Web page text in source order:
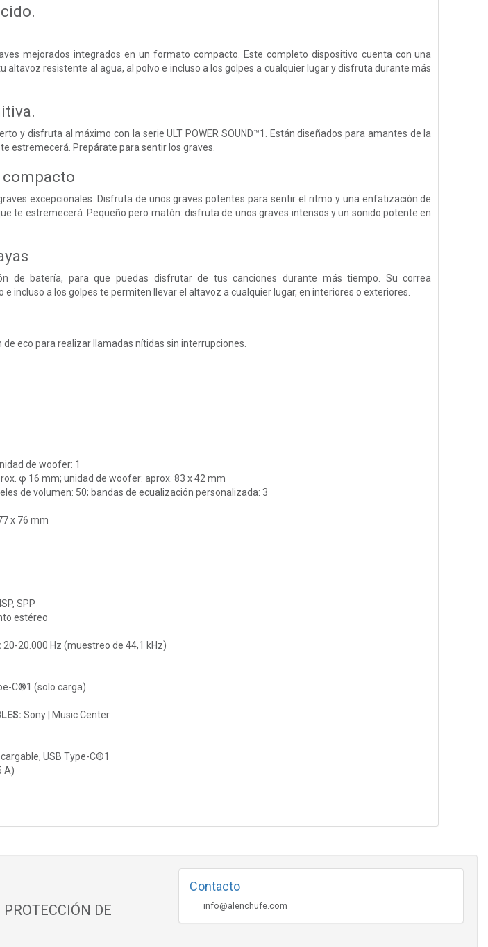
mejorados integrados en un formato compacto. Este completo dispositivo cuenta con una
resistente al agua, al polvo e incluso a los golpes a cualquier lugar y disfruta durante más
y disfruta al máximo con la serie ULT POWER SOUND™1. Están diseñados para amantes de la
estremecerá. Prepárate para sentir los graves.
excepcionales. Disfruta de unos graves potentes para sentir el ritmo y una enfatización de
te estremecerá. Pequeño pero matón: disfruta de unos graves intensos y un sonido potente en
de batería, para que puedas disfrutar de tus canciones durante más tiempo. Su correa
incluso a los golpes te permiten llevar el altavoz a cualquier lugar, en interiores o exteriores.
eco para realizar llamadas nítidas sin interrupciones.
de woofer: 1
φ 16 mm; unidad de woofer: aprox. 83 x 42 mm
de volumen: 50; bandas de ecualización personalizada: 3
x 76 mm
SPP
estéreo
20-20.000 Hz (muestreo de 44,1 kHz)
C®1 (solo carga)
Sony | Music Center
USB Type-C®1
A)
DE
Contacto
info@alenchufe.com